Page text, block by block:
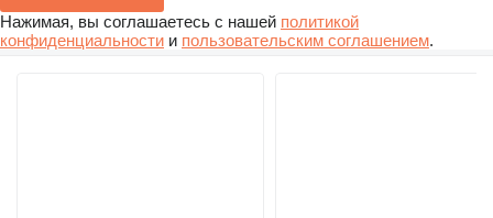
Нажимая, вы соглашаетесь с нашей политикой
конфиденциальности и пользовательским соглашением.